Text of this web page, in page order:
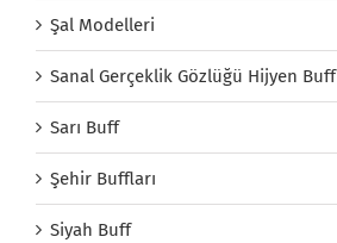
Şal Modelleri
Sanal Gerçeklik Gözlüğü Hijyen Buff
Sarı Buff
Şehir Buffları
Siyah Buff